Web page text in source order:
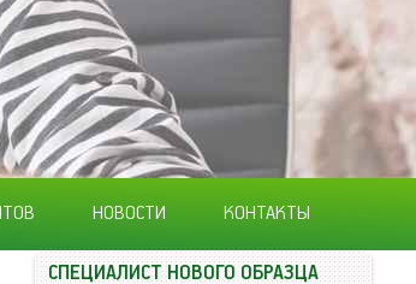
НОВОСТИ КОНТАКТЫ
СПЕЦИАЛИСТ НОВОГО ОБРАЗЦА